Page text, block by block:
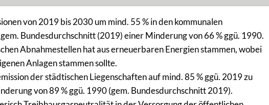
von 2019 bis 2030 um mind. 55 % in den kommunalen
Bundesdurchschnitt (2019) einer Minderung von 66 % ggü. 1990.
Abnahmestellen hat aus erneuerbaren Energien stammen, wobei
Anlagen stammen sollte.
der städtischen Liegenschaften auf mind. 85 % ggü. 2019 zu
von 89 % ggü. 1990 (gem. Bundesdurchschnitt 2019).